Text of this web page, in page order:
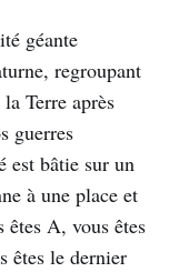
géante
regroupant
Terre après
guerres
est bâtie sur un
à une place et
A, vous êtes
êtes le dernier